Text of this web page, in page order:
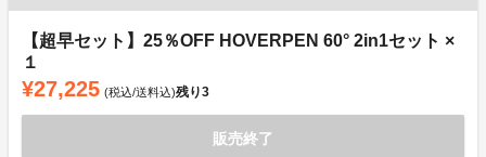
【超早セット】25％OFF HOVERPEN 60° 2in1セット ×
１
¥27,225 (税込/送料込)残り3
販売終了